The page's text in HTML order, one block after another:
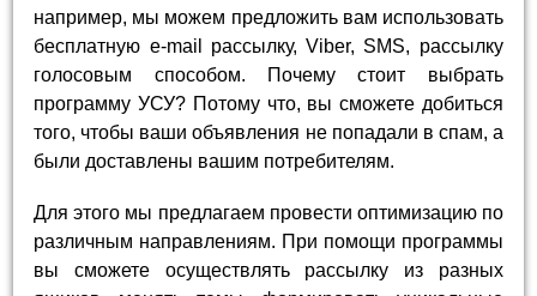
например, мы можем предложить вам использовать
бесплатную e-mail рассылку, Viber, SMS, рассылку
голосовым способом. Почему стоит выбрать
программу УСУ? Потому что, вы сможете добиться
того, чтобы ваши объявления не попадали в спам, а
были доставлены вашим потребителям.
Для этого мы предлагаем провести оптимизацию по
различным направлениям. При помощи программы
вы сможете осуществлять рассылку из разных